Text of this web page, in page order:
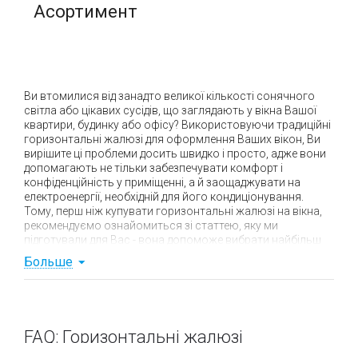
Асортимент
Ви втомилися від занадто великої кількості сонячного
світла або цікавих сусідів, що заглядають у вікна Вашої
квартири, будинку або офісу? Використовуючи традиційні
горизонтальні жалюзі для оформлення Ваших вікон, Ви
вирішите ці проблеми досить швидко і просто, адже вони
допомагають не тільки забезпечувати комфорт і
конфіденційність у приміщенні, а й заощаджувати на
електроенергії, необхідній для його кондиціонування.
Тому, перш ніж купувати горизонтальні жалюзі на вікна,
рекомендуємо ознайомиться зі статтею, яку ми
підготували для Вас - вона допоможе вибрати найбільш
підходящу для Вас модель, яка і буде уособлювати
ідеальнігоризонтальні жалюзі
Больше
FAQ: Горизонтальні жалюзі